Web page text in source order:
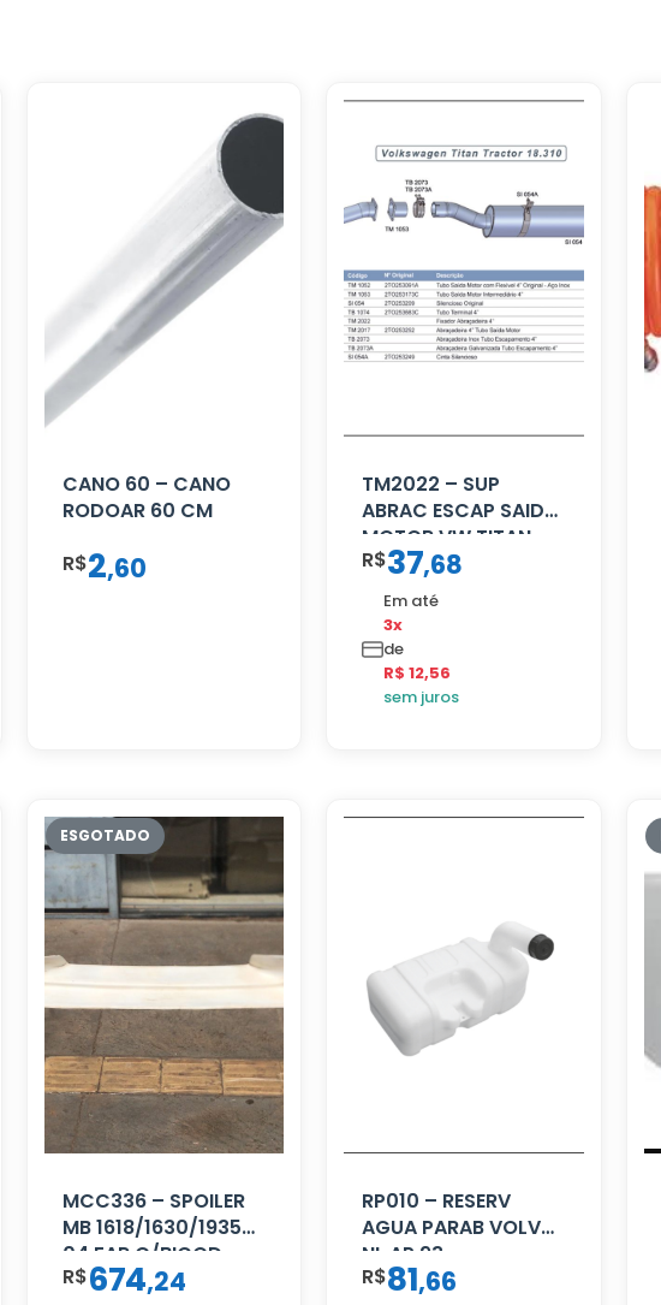
CANO 60 – CANO
RODOAR 60 CM
R$2,60
TM2022 – SUP
ABRAC ESCAP SAIDA
MOTOR VW TITAN
R$37,68
Em até
3x
de
R$ 12,56
sem juros
MCC336 – SPOILER
MB 1618/1630/1935
04 FAR C/BIGOD
R$674,24
RP010 – RESERV
AGUA PARAB VOLVO
NL AP 93
R$81,66